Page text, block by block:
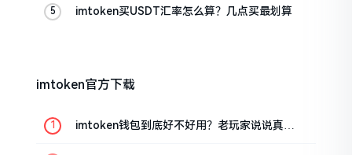
imtoken买USDT汇率怎么算？几点买最划算
imtoken官方下载
imtoken钱包到底好不好用？老玩家说说真实